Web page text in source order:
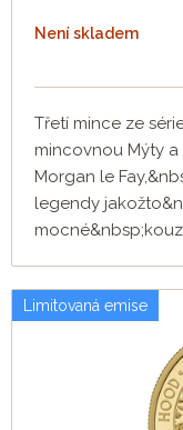
Není skladem
Třetí mince ze
mincovnou Mýty
Morgan le
legendy
Limitovaná emise